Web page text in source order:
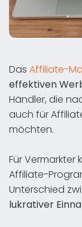
Das Affiliate-
effektiven
Händler, die
auch für
möchten.
Für Vermarkter
Affiliate-
Unterschied
lukrativer